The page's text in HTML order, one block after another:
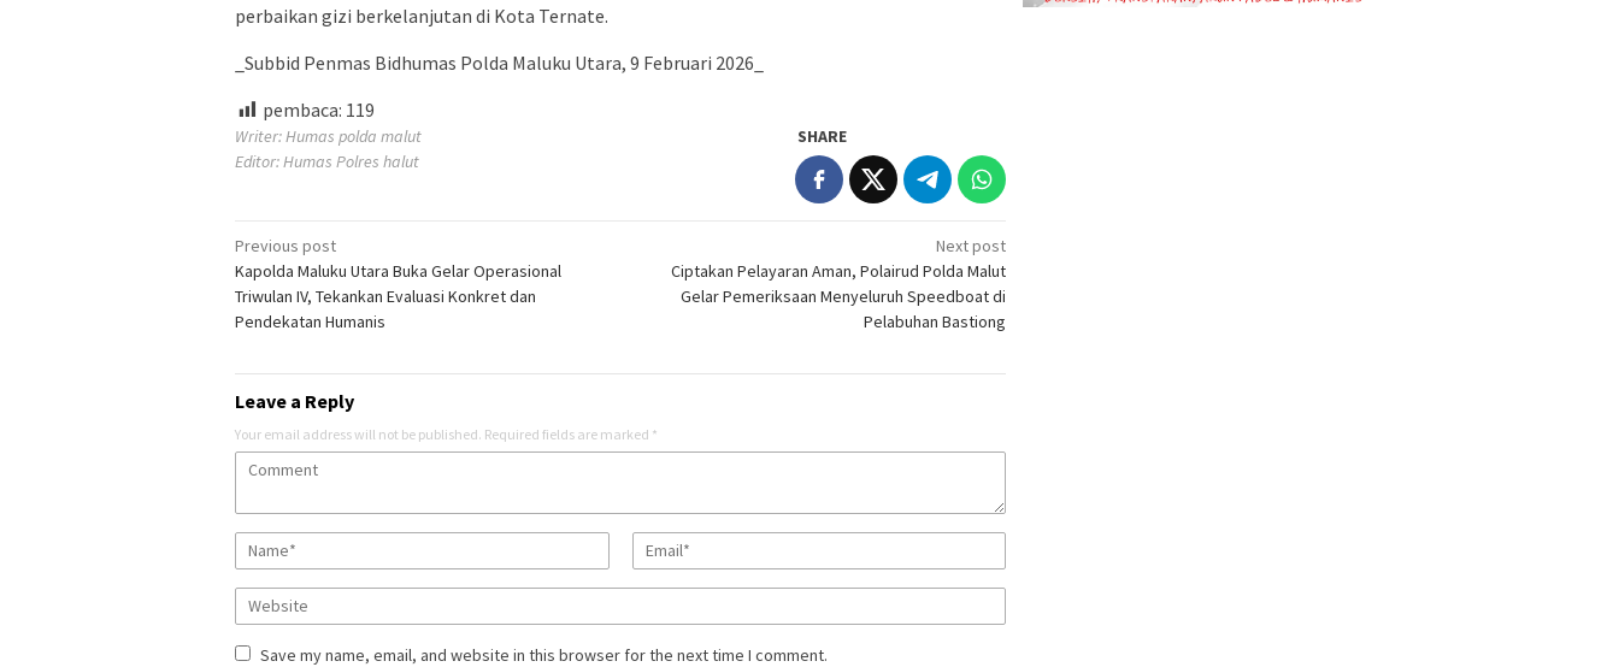
perbaikan gizi berkelanjutan di Kota Ternate.
_Subbid Penmas Bidhumas Polda Maluku Utara, 9 Februari 2026_
pembaca: 119
Writer: Humas polda malut
Editor: Humas Polres halut
SHARE
Post
navigation
Previous post
Kapolda Maluku Utara Buka Gelar Operasional
Triwulan IV, Tekankan Evaluasi Konkret dan
Pendekatan Humanis
Next post
Ciptakan Pelayaran Aman, Polairud Polda Malut
Gelar Pemeriksaan Menyeluruh Speedboat di
Pelabuhan Bastiong
Leave a Reply
Your email address will not be published. Required fields are marked *
Save my name, email, and website in this browser for the next time I comment.